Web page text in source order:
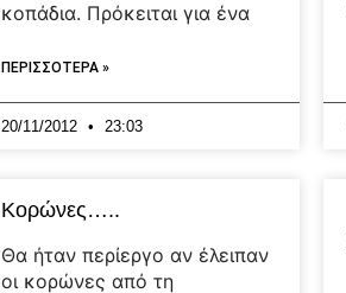
κοπάδια. Πρόκειται για ένα
ΠΕΡΙΣΣΟΤΕΡΑ »
20/11/2012 23:03
Κορώνες…..
Θα ήταν περίεργο αν έλειπαν
οι κορώνες από τη